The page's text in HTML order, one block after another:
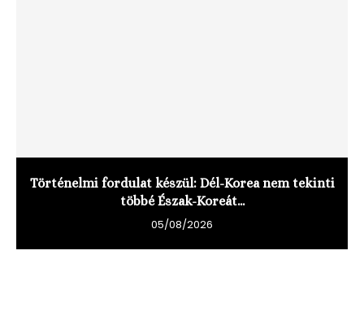
Történelmi fordulat készül: Dél-Korea nem tekinti
többé Észak-Koreát...
05/08/2026